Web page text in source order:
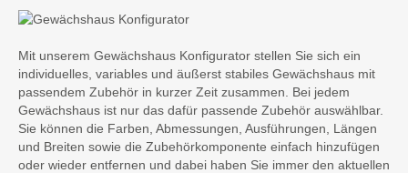
Mit unserem Gewächshaus Konfigurator stellen Sie sich ein
individuelles, variables und äußerst stabiles Gewächshaus mit
passendem Zubehör in kurzer Zeit zusammen. Bei jedem
Gewächshaus ist nur das dafür passende Zubehör auswählbar.
Sie können die Farben, Abmessungen, Ausführungen, Längen
und Breiten sowie die Zubehörkomponente einfach hinzufügen
oder wieder entfernen und dabei haben Sie immer den aktuellen